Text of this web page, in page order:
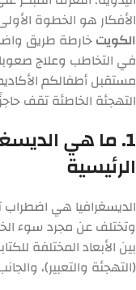
الأفكار هو الخطوة
الكويتخارطة طريق
في التخاطب وعلاج
مستقبل أطفالكم
التهجئة الخاطئة تقف
1. ما هي
الرئيسية
الديسغرافيا هي اضطراب
وتختلف عن مجرد سوء
بين الأبعاد المختلفة
(التهجئة والتعبير)،